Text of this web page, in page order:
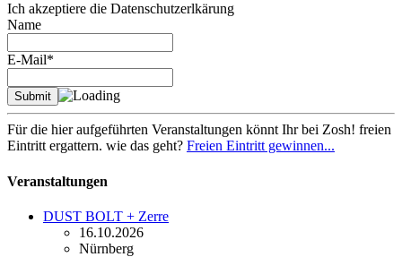
Ich akzeptiere die Datenschutzerlkärung
Name
E-Mail*
Für die hier aufgeführten Veranstaltungen könnt Ihr bei Zosh! freien
Eintritt ergattern. wie das geht? Freien Eintritt gewinnen...
Veranstaltungen
DUST BOLT + Zerre
16.10.2026
Nürnberg